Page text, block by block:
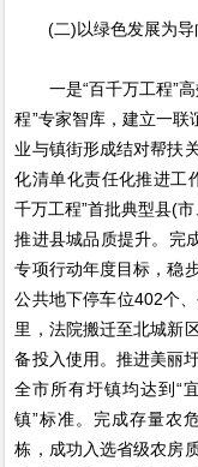
(二)以绿色发展为导
一是“百千万工程”高
程”专家智库，建立一
业与镇街形成结对帮扶
化清单化责任化推进工
千万工程”首批典型县(
推进县城品质提升。完
专项行动年度目标，稳
公共地下停车位402个
里，法院搬迁至北城新
备投入使用。推进美丽
全市所有圩镇均达到“
镇”标准。完成存量农
栋，成功入选省级农房